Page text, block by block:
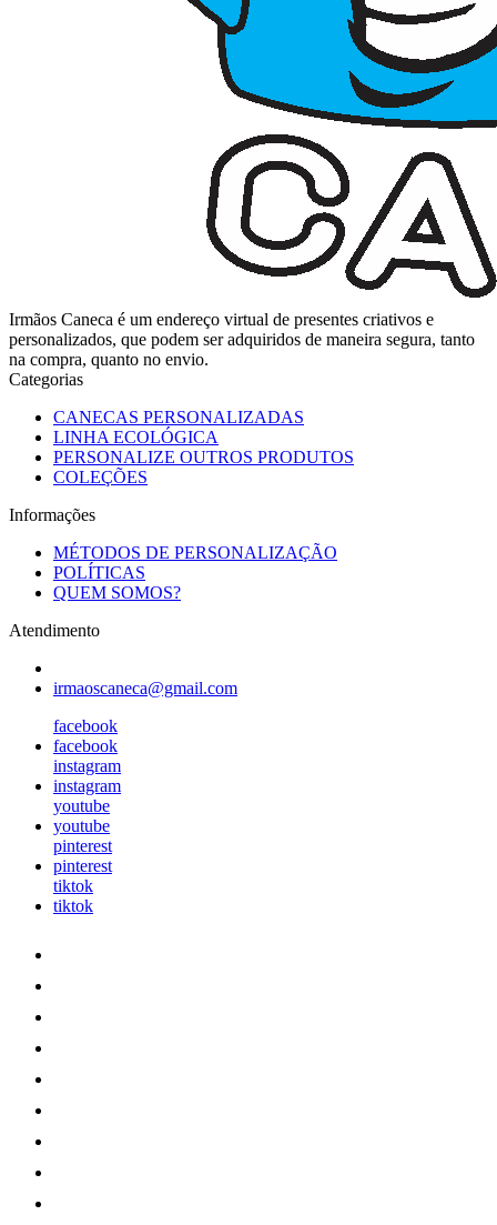
Irmãos Caneca é um endereço virtual de presentes criativos e
personalizados, que podem ser adquiridos de maneira segura, tanto
na compra, quanto no envio.
Categorias
CANECAS PERSONALIZADAS
LINHA ECOLÓGICA
PERSONALIZE OUTROS PRODUTOS
COLEÇÕES
Informações
MÉTODOS DE PERSONALIZAÇÃO
POLÍTICAS
QUEM SOMOS?
Atendimento
irmaoscaneca@gmail.com
facebook
facebook
instagram
instagram
youtube
youtube
pinterest
pinterest
tiktok
tiktok